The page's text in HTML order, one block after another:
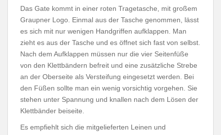
Das Gate kommt in einer roten Tragetasche, mit großem
Graupner Logo. Einmal aus der Tasche genommen, lässt
es sich mit nur wenigen Handgriffen aufklappen. Man
zieht es aus der Tasche und es öffnet sich fast von selbst.
Nach dem Aufklappen müssen nur die vier Seitenfüße
von den Klettbändern befreit und eine zusätzliche Strebe
an der Oberseite als Versteifung eingesetzt werden. Bei
den Füßen sollte man ein wenig vorsichtig vorgehen. Sie
stehen unter Spannung und knallen nach dem Lösen der
Klettbänder beiseite.
Es empfiehlt sich die mitgelieferten Leinen und